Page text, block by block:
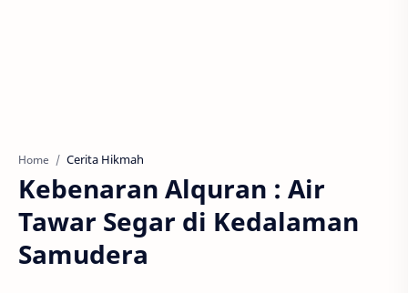
Home Cerita Hikmah
Kebenaran Alquran : Air
Tawar Segar di Kedalaman
Samudera